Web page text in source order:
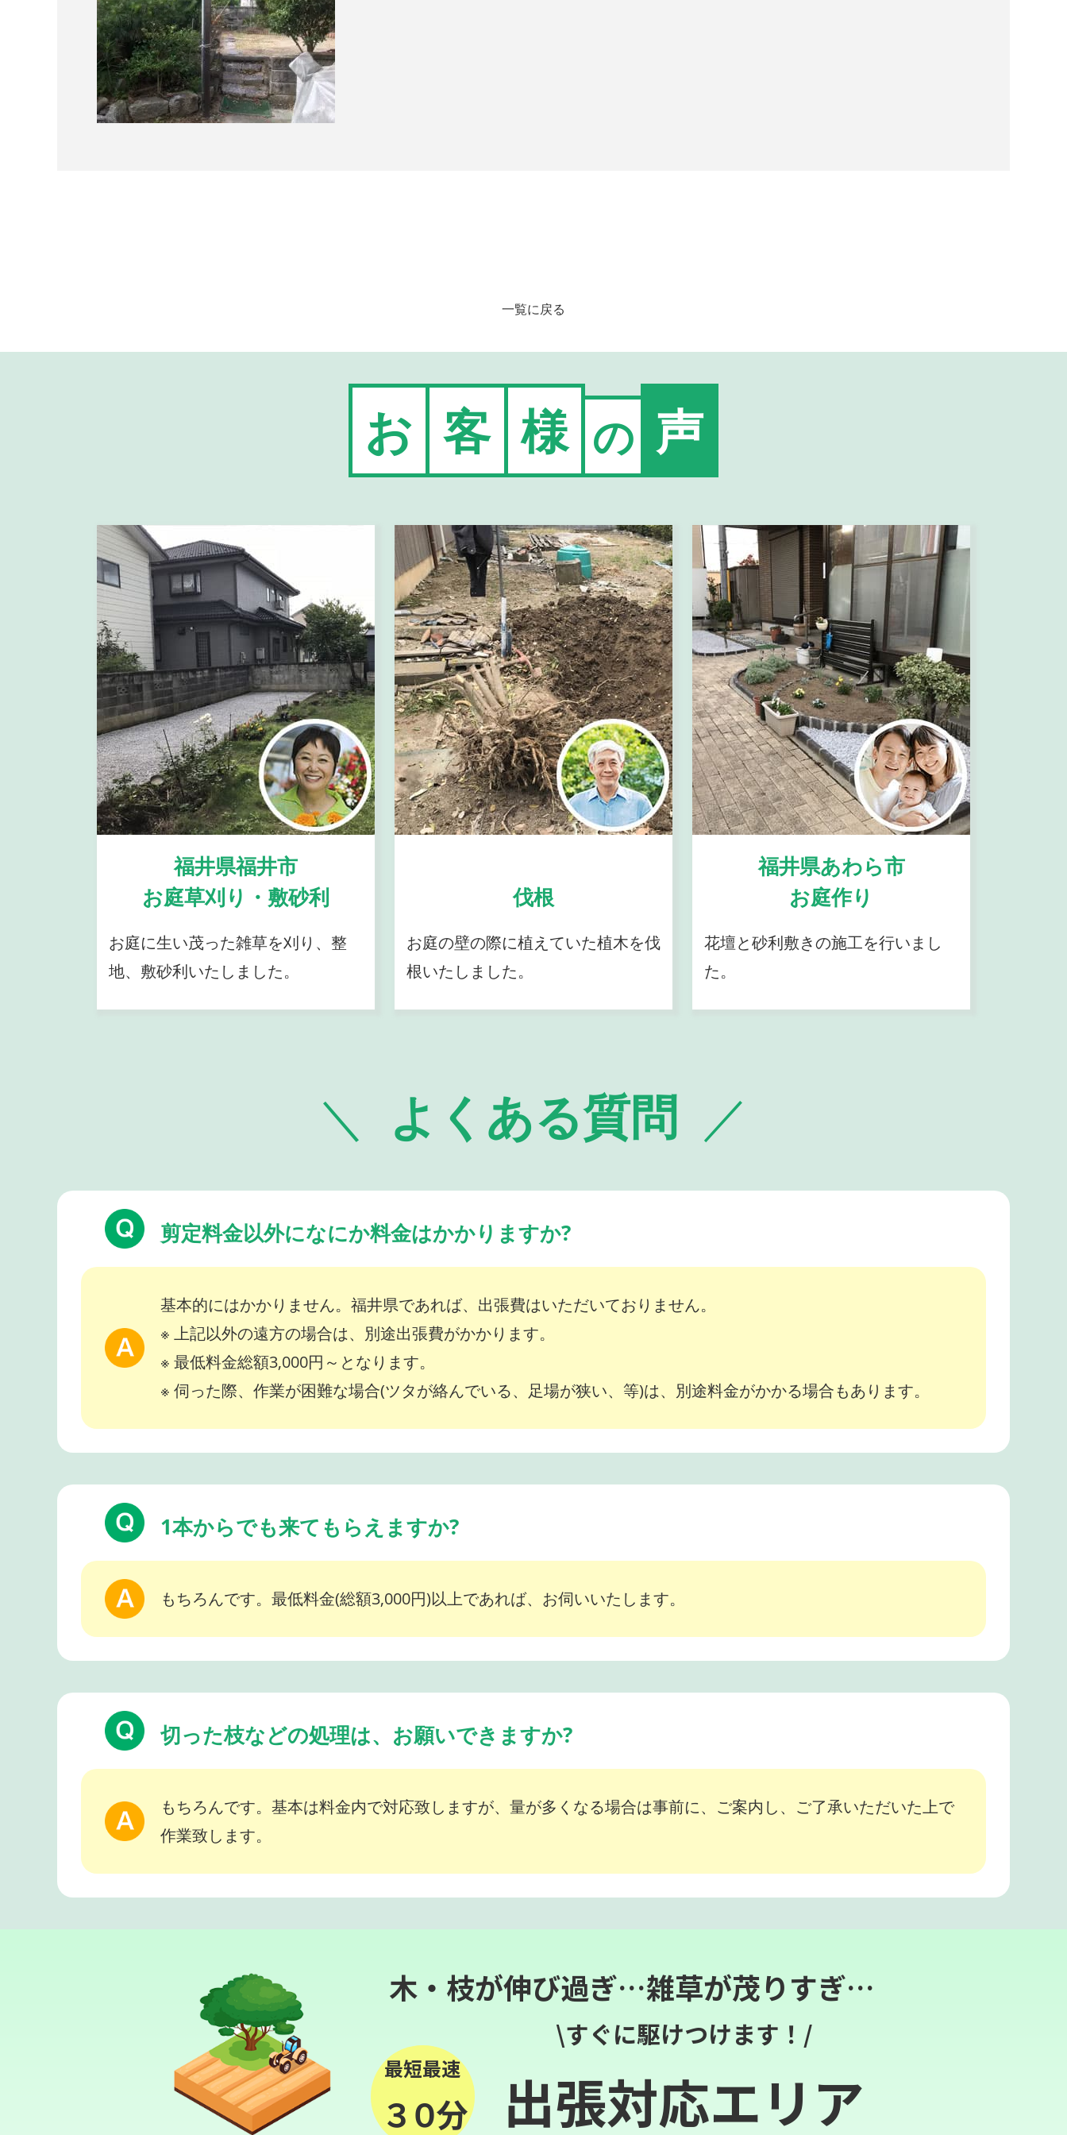
一覧に戻る
お 客 様 の 声
福井県福井市
お庭草刈り・敷砂利
お庭に生い茂った雑草を刈り、整
地、敷砂利いたしました。
伐根
お庭の壁の際に植えていた植木を伐
根いたしました。
福井県あわら市
お庭作り
花壇と砂利敷きの施工を行いまし
た。
よくある質問
剪定料金以外になにか料金はかかりますか?
基本的にはかかりません。福井県であれば、出張費はいただいておりません。
※ 上記以外の遠方の場合は、別途出張費がかかります。
※ 最低料金総額3,000円～となります。
※ 伺った際、作業が困難な場合(ツタが絡んでいる、足場が狭い、等)は、別途料金がかかる場合もあります。
1本からでも来てもらえますか?
もちろんです。最低料金(総額3,000円)以上であれば、お伺いいたします。
切った枝などの処理は、お願いできますか?
もちろんです。基本は料金内で対応致しますが、量が多くなる場合は事前に、ご案内し、ご了承いただいた上で
作業致します。
木・枝が伸び過ぎ…雑草が茂りすぎ…
最短最速
３０分
\すぐに駆けつけます！/
出張対応エリア